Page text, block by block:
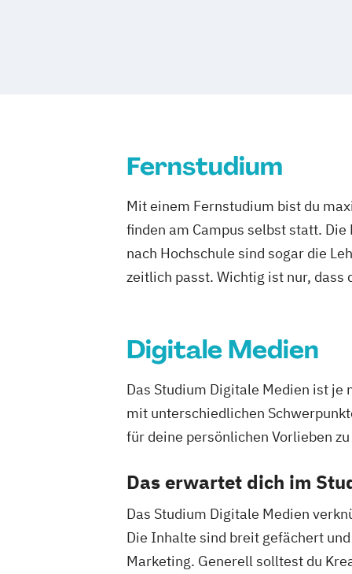
Fernstudium
Mit einem Fernstudium bist du
finden am Campus selbst statt.
nach Hochschule sind sogar die
zeitlich passt. Wichtig ist nur, dass
Digitale Medien
Das Studium Digitale Medien ist je
mit unterschiedlichen
für deine persönlichen Vorlieben
Das erwartet dich im
Das Studium Digitale Medien
Die Inhalte sind breit gefächert
Marketing. Generell solltest du